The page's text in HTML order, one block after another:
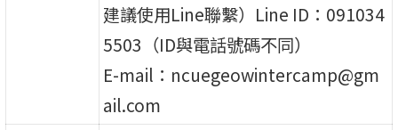
建議使用Line聯繫）Line ID：091034
5503（ID與電話號碼不同）
E-mail：ncuegeowintercamp@gm
ail.com